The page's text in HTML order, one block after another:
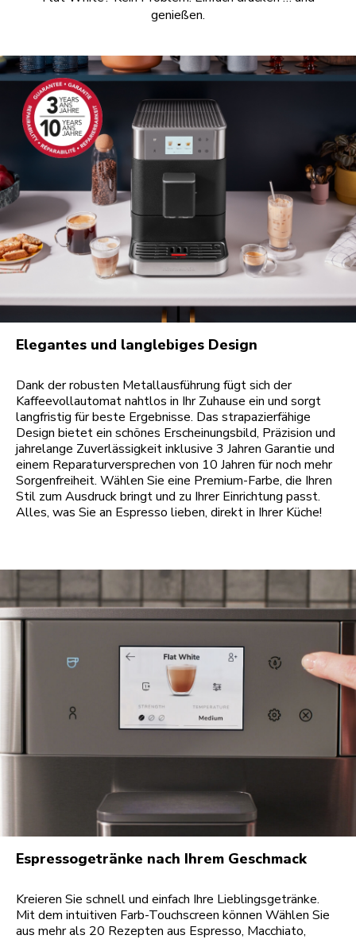
genießen.
Elegantes und langlebiges Design
Dank der robusten Metallausführung fügt sich der
Kaffeevollautomat nahtlos in Ihr Zuhause ein und sorgt
langfristig für beste Ergebnisse. Das strapazierfähige
Design bietet ein schönes Erscheinungsbild, Präzision und
jahrelange Zuverlässigkeit inklusive 3 Jahren Garantie und
einem Reparaturversprechen von 10 Jahren für noch mehr
Sorgenfreiheit. Wählen Sie eine Premium-Farbe, die Ihren
Stil zum Ausdruck bringt und zu Ihrer Einrichtung passt.
Alles, was Sie an Espresso lieben, direkt in Ihrer Küche!
Espressogetränke nach Ihrem Geschmack
Kreieren Sie schnell und einfach Ihre Lieblingsgetränke.
Mit dem intuitiven Farb-Touchscreen können Wählen Sie
aus mehr als 20 Rezepten aus Espresso, Macchiato,